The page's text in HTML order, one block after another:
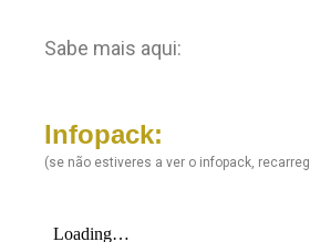
Sabe mais aqui:
Infopack:
(se não estiveres a ver o infopack,